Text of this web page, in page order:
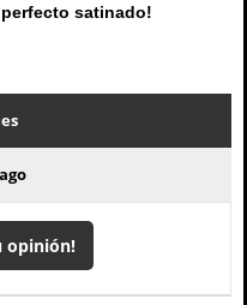
satinado!
opinión!